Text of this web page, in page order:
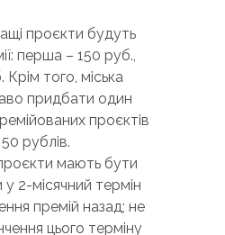
проєкти будуть
перша – 150 руб.,
того, міська
придбати один
проєктів
рублів.
мають бути
у 2-місячний термін
премій назад; не
цього терміну